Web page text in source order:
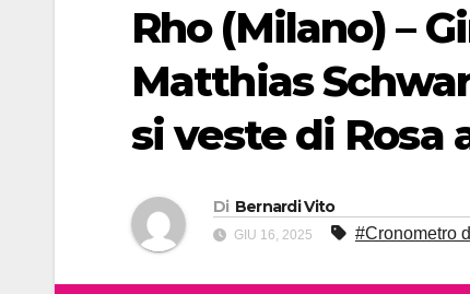
Rho (Milano) –
Matthias
si veste di Rosa
Di Bernardi Vito
GIU 16, 2025 #Cronometro